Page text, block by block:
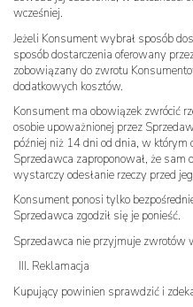
wcześniej.
Jeżeli Konsument wybrał sposób
sposób dostarczenia oferowany
zobowiązany do zwrotu
dodatkowych kosztów.
Konsument ma obowiązek zwrócić
osobie upoważnionej przez
później niż 14 dni od dnia, w którym
Sprzedawca zaproponował, że sam
wystarczy odesłanie rzeczy przed
Konsument ponosi tylko
Sprzedawca zgodził się je ponieść.
Sprzedawca nie przyjmuje zwrotów
III. Reklamacja
Kupujący powinien sprawdzić i